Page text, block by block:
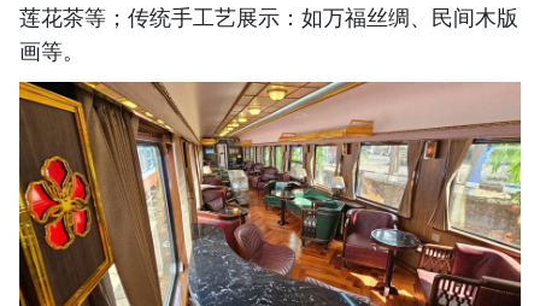
莲花茶等；传统手工艺展示：如万福丝绸、民间木版
画等。